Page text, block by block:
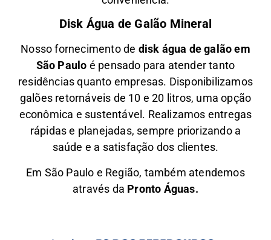
Disk Água de Galão Mineral
Nosso fornecimento de disk água de galão em
São Paulo é pensado para atender tanto
residências quanto empresas. Disponibilizamos
galões retornáveis de 10 e 20 litros, uma opção
econômica e sustentável. Realizamos entregas
rápidas e planejadas, sempre priorizando a
saúde e a satisfação dos clientes.
Em São Paulo e Região, também atendemos
através da Pronto Águas.